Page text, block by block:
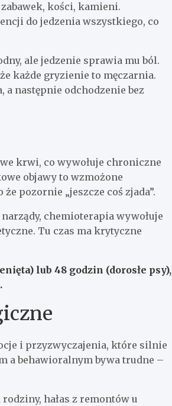
kości, kamieni.
do jedzenia wszystkiego, co
ale jedzenie sprawia mu ból.
każde gryzienie to męczarnia.
następnie odchodzenie bez
krwi, co wywołuje chroniczne
objawy to wzmożone
pozornie „jeszcze coś zjada”.
chemioterapia wywołuje
Tu czas ma krytyczne
lub 48 godzin (dorosłe psy),
i przyzwyczajenia, które silnie
a behawioralnym bywa trudne –
hałas z remontów u